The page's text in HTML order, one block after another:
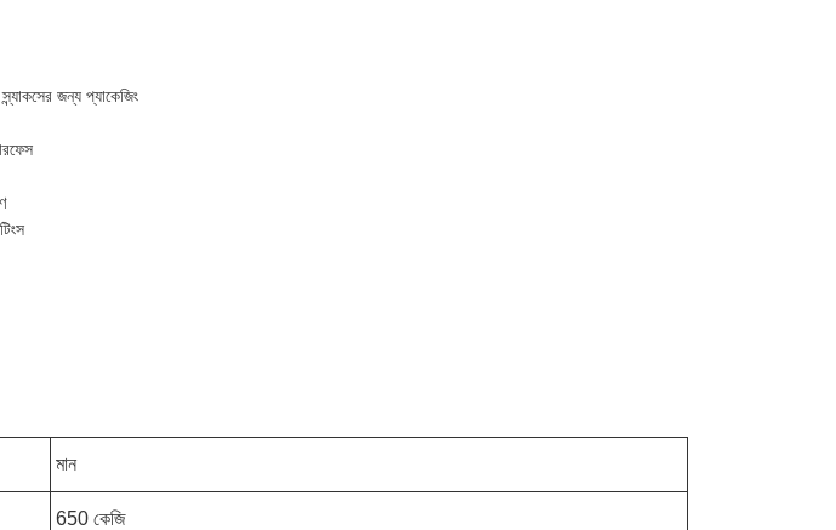
জন্য প্যাকেজিং
মান
650 কেজি